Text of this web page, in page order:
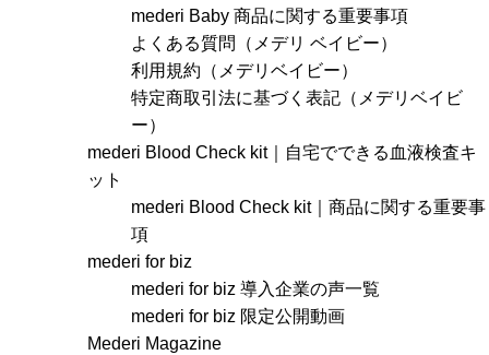
mederi Baby 商品に関する重要事項
よくある質問（メデリ ベイビー）
利用規約（メデリベイビー）
特定商取引法に基づく表記（メデリベイビ
ー）
mederi Blood Check kit｜自宅でできる血液検査キ
ット
mederi Blood Check kit｜商品に関する重要事
項
mederi for biz
mederi for biz 導入企業の声一覧
mederi for biz 限定公開動画
Mederi Magazine